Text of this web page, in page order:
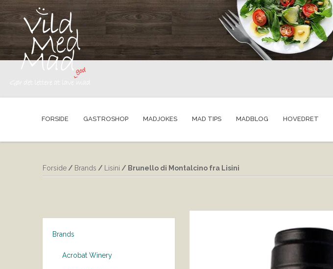
FORSIDE GASTROSHOP MADJOKES MAD TIPS MADBLOG HOVEDRET
Forside / Brands / Lisini / Brunello di Montalcino fra Lisini
Brands
Acrobat Winery